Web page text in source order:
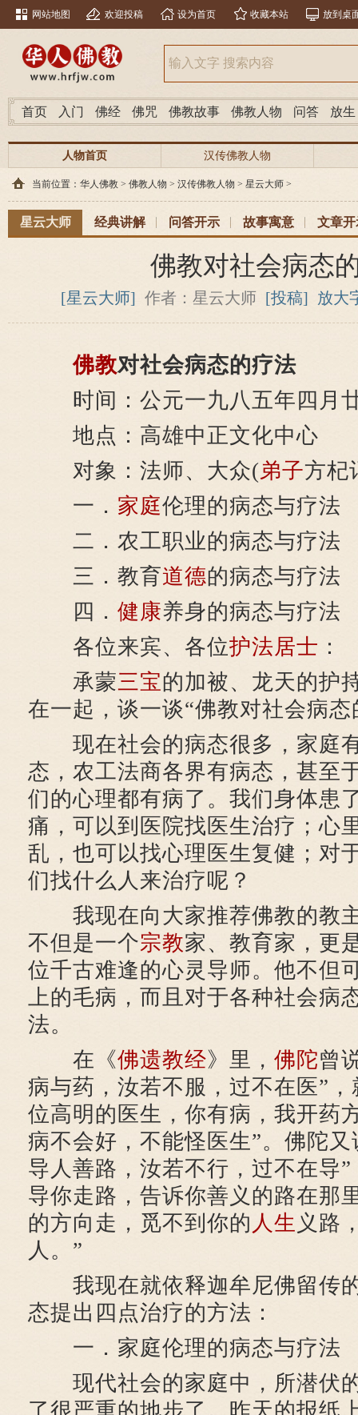
网站地图 欢迎投稿 设为首页 收藏本站 放到桌
首页 入门 佛经 佛咒 佛教故事 佛教人物 问答 放生
人物首页 汉传佛教人物
当前位置： 华人佛教 > 佛教人物 > 汉传佛教人物 > 星云大师 >
星云大师 经典讲解 问答开示 故事寓意 文章开
佛教对社会病态
[星云大师] 作者：星云大师 [投稿] 放大
佛教对社会病态的疗法
时间：公元一九八五年四月
地点：高雄中正文化中心
对象：法师、大众(弟子方杞
一． 家庭伦理的病态与疗法
二．农工职业的病态与疗法
三．教育道德的病态与疗法
四． 健康养身的病态与疗法
各位来宾、各位护法居士 ：
承蒙三宝的加被、龙天的护
在一起，谈一谈“佛教对社会病态
现在社会的病态很多，家庭
态，农工法商各界有病态，甚至
们的心理都有病了。我们身体患
痛，可以到医院找医生治疗；心
乱，也可以找心理医生复健；对
们找什么人来治疗呢？
我现在向大家推荐佛教的教
不但是一个宗教家、教育家，更
位千古难逢的心灵导师。他不但
上的毛病，而且对于各种社会病
法。
在《佛遗教经》里， 佛陀曾
病与药，汝若不服，过不在医”
位高明的医生，你有病，我开药
病不会好，不能怪医生”。佛陀
导人善路，汝若不行，过不在导
导你走路，告诉你善义的路在那
的方向走，觅不到你的 人生 义路
人。”
我现在就依释迦牟尼佛留传
态提出四点治疗的方法：
一．家庭伦理的病态与疗法
现代社会的家庭中，所潜伏
了很严重的地步了。昨天的报纸